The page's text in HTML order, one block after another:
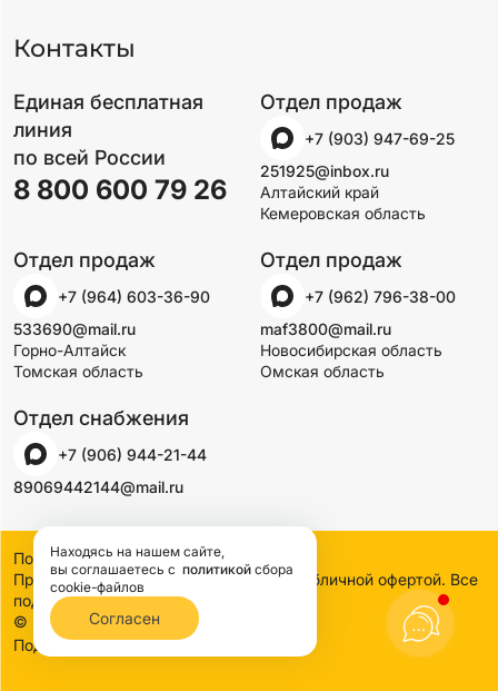
Контакты
Единая бесплатная
линия
по всей России
8 800 600 79 26
Отдел продаж
+7 (903) 947-69-25
251925@inbox.ru
Алтайский край
Кемеровская область
Отдел продаж
+7 (964) 603-36-90
533690@mail.ru
Горно-Алтайск
Томская область
Отдел продаж
+7 (962) 796-38-00
maf3800@mail.ru
Новосибирская область
Омская область
Отдел снабжения
+7 (906) 944-21-44
89069442144@mail.ru
Политика конфиденциальности
Предложения на сайте не являются публичной офертой. Все
подробности узнавайте по телефону
© 2000-2026 SSDCO. Сибстройдвор.
Поддержка сайтаBTB Digital
Находясь на нашем сайте,
вы соглашаетесь с политикой сбора
cookie-файлов
Согласен